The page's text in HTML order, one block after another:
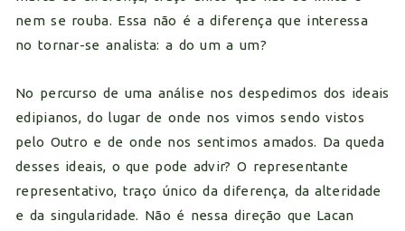
nem se rouba. Essa não é a diferença que interessa
no tornar-se analista: a do um a um?
No percurso de uma análise nos despedimos dos ideais
edipianos, do lugar de onde nos vimos sendo vistos
pelo Outro e de onde nos sentimos amados. Da queda
desses ideais, o que pode advir? O representante
representativo, traço único da diferença, da alteridade
e da singularidade. Não é nessa direção que Lacan